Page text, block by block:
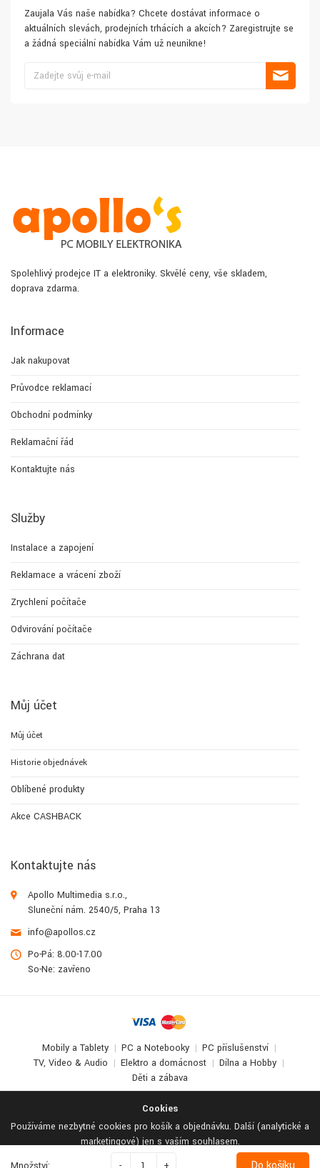
Cookies
Používáme nezbytné cookies pro košík a objednávku. Další (analytické a
marketingové) jen s vaším souhlasem.
Odmítnout vše Podrobné nastavení Přijmout vše
Zaujala Vás naše nabídka? Chcete dostávat informace o
aktuálních slevách, prodejních trhácích a akcích? Zaregistrujte se
a žádná speciální nabídka Vám už neunikne!
Spolehlivý prodejce IT a elektroniky. Skvělé ceny, vše skladem,
doprava zdarma.
Informace
Jak nakupovat
Průvodce reklamací
Obchodní podmínky
Reklamační řád
Kontaktujte nás
Služby
Instalace a zapojení
Reklamace a vrácení zboží
Zrychlení počítače
Odvirování počítače
Záchrana dat
Můj účet
Můj účet
Historie objednávek
Oblíbené produkty
Akce CASHBACK
Kontaktujte nás
Apollo Multimedia s.r.o.,
Sluneční nám. 2540/5, Praha 13
info@apollos.cz
Po-Pá: 8.00-17.00
So-Ne: zavřeno
Mobily a Tablety PC a Notebooky
PC příslušenství
TV, Video & Audio
Elektro a domácnost
Dílna a Hobby
Děti a zábava